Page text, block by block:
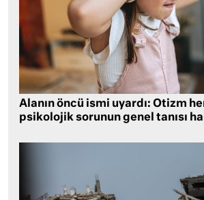
Alanın öncü ismi uyardı: Otizm
psikolojik sorunun genel tanısı